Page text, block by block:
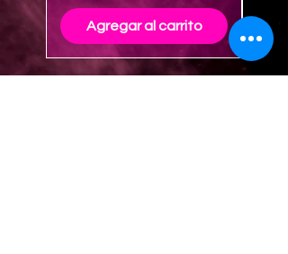
Agregar al carrito